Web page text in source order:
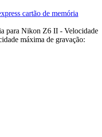
cartão de memória
para Nikon Z6 II - Velocidade
máxima de gravação: